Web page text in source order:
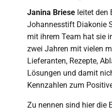
Janina Briese leitet den
Johannesstift Diakonie
mit ihrem Team hat sie
zwei Jahren mit vielen
Lieferanten, Rezepte,
Lösungen und damit
Kennzahlen zum
Zu nennen sind hier die